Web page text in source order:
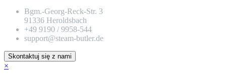
Bgm.-Georg-Reck-Str. 3
91336 Heroldsbach
+49 9190 / 9958-544
support@steam-butler.de
Skontaktuj się z nami
×